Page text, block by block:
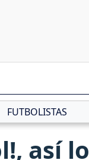
FUTBOLISTAS
así lo